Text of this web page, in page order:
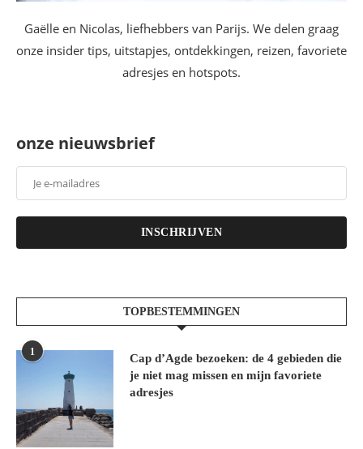
Gaëlle en Nicolas, liefhebbers van Parijs. We delen graag
onze insider tips, uitstapjes, ontdekkingen, reizen, favoriete
adresjes en hotspots.
onze nieuwsbrief
INSCHRIJVEN
TOPBESTEMMINGEN
1
Cap d’Agde bezoeken: de 4 gebieden die
je niet mag missen en mijn favoriete
adresjes